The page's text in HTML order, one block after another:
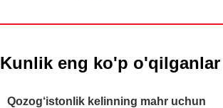
Kunlik eng ko'p o'qilganlar
Qozog‘istonlik kelinning mahr uchun